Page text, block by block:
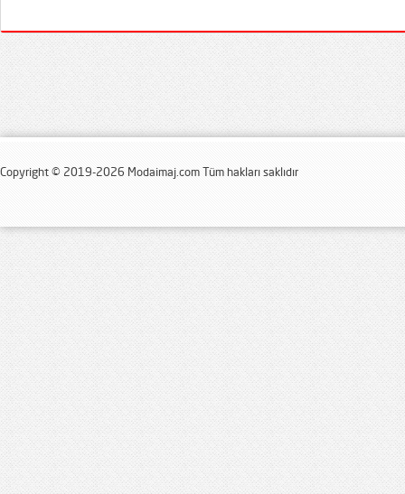
Copyright © 2019-2026 Modaimaj.com Tüm hakları saklıdır